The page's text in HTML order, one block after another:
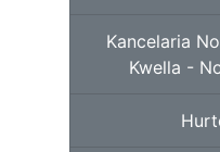
Kancelaria
Kwella -